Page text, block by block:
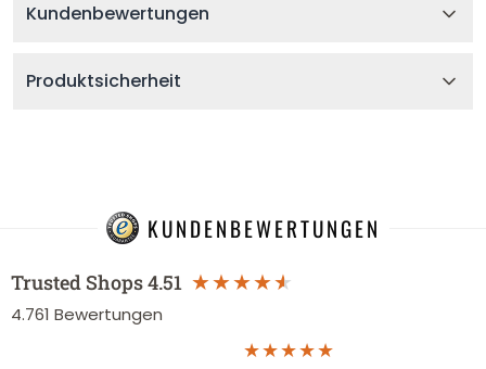
Kundenbewertungen
Produktsicherheit
KUNDENBEWERTUNGEN
Trusted Shops4.51
4.761 Bewertungen